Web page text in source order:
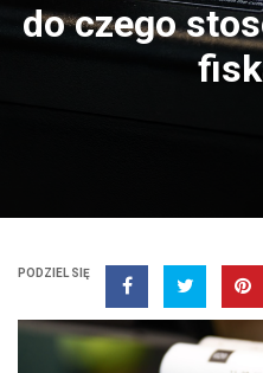
do czego
PODZIEL SIĘ